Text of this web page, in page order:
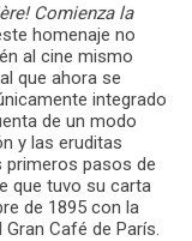
Comienza la
homenaje no
al cine mismo
que ahora se
integrado
de un modo
y las eruditas
primeros pasos de
que tuvo su carta
de 1895 con la
Café de París.